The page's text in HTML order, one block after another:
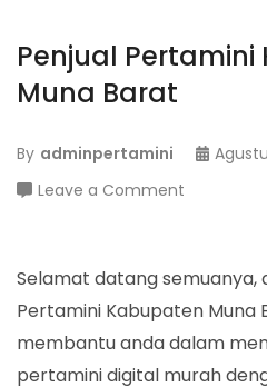
Penjual
Muna Barat
By adminpertamini
Leave a Comment
Muna
Barat
Selamat datang semuanya,
Pertamini Kabupaten Muna
membantu anda dalam
pertamini digital murah